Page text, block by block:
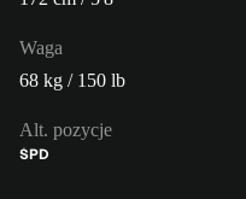
Waga
68 kg / 150 lb
Alt. pozycje
ŚPD